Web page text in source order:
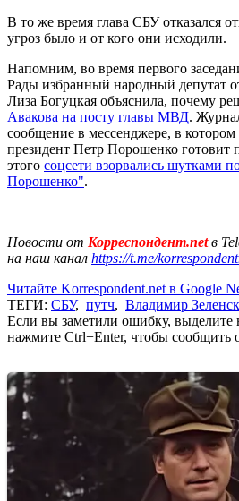
В то же время глава СБУ отказался
угроз было и от кого они исходили.
Напомним, во время первого
Рады избранный народный депутат
Лиза Богуцкая объяснила, почему
Авакова на посту главы МВД.
сообщение в мессенджере, в котором
президент Петр Порошенко готовит
этого соцсети взорвались шутками
Порошенко".
Новости от Корреспондент.netв
на наш канал https://t.me/
Читайте Korrespondent.net в Google
ТЕГИ: СБУ, путч, Владимир
Если вы заметили ошибку, выделите
нажмите Ctrl+Enter, чтобы сообщить